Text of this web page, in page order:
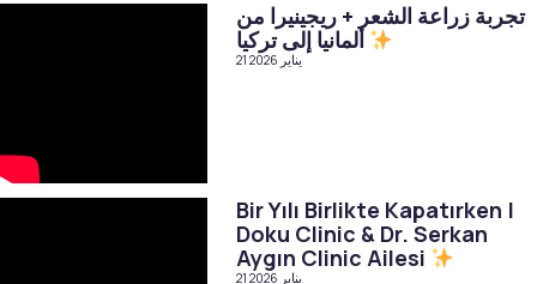
تجربة زراعة الشعر + ريجينيرا من
ألمانيا إلى تركيا
21 يناير 2026
Bir Yılı Birlikte Kapatırken |
Doku Clinic & Dr. Serkan
Aygın Clinic Ailesi
21 يناير 2026